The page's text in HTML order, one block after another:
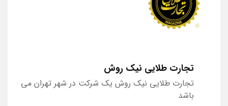
تجارت طلایی نیک روش
تجارت طلایی نیک روش یک شرکت در شهر تهران می
باشد